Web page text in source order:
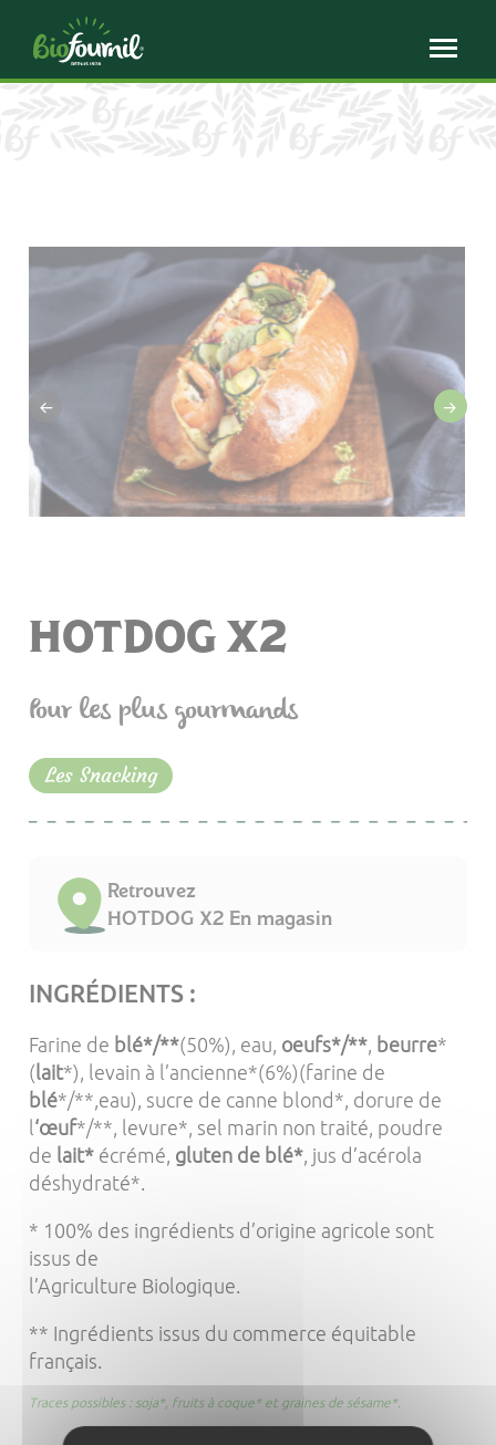
HOTDOG X2
Pour les plus gourmands
Les Snacking
Retrouvez
HOTDOG X2 En magasin
INGRÉDIENTS :
Farine de blé*/**(50%), eau, oeufs*/** beurre*
( lait*), levain à l’ancienne*(6%)(farine de
blé*/**,eau), sucre de canne blond*, dorure de
l‘œuf*/**, levure*, sel marin non traité, poudre
de lait* écrémé, gluten de blé* , jus d’acérola
déshydraté*.
* 100% des ingrédients d’origine agricole sont
issus de
l’Agriculture Biologique.
** Ingrédients issus du commerce équitable
français.
Traces possibles : soja*, fruits à coque* et graines de sésame*.
Panneau de gestion des cookies